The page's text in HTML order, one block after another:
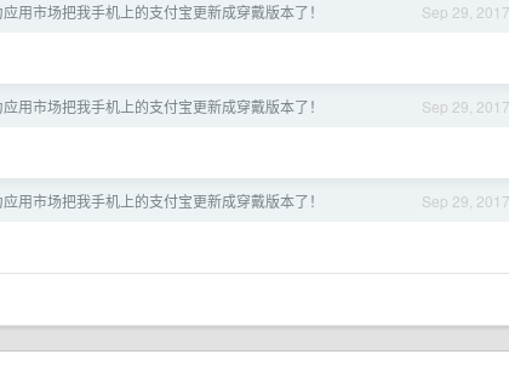
Sep 29, 2017
用市场把我手机上的支付宝更新成穿戴版本了！
Sep 29, 2017
用市场把我手机上的支付宝更新成穿戴版本了！
Sep 29, 2017
用市场把我手机上的支付宝更新成穿戴版本了！